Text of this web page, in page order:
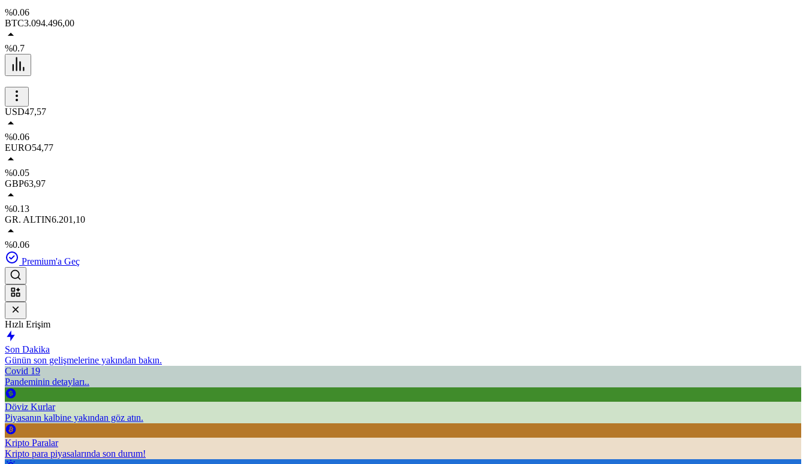
%0.06
BTC3.094.496,00
%0.7
USD47,57
%0.06
EURO54,77
%0.05
GBP63,97
%0.13
GR. ALTIN6.201,10
%0.06
Premium'a Geç
Hızlı Erişim
Son Dakika
Günün son gelişmelerine yakından bakın.
Covid 19
Pandeminin detayları..
Döviz Kurlar
Piyasanın kalbine yakından göz atın.
Kripto Paralar
Kripto para piyasalarında son durum!